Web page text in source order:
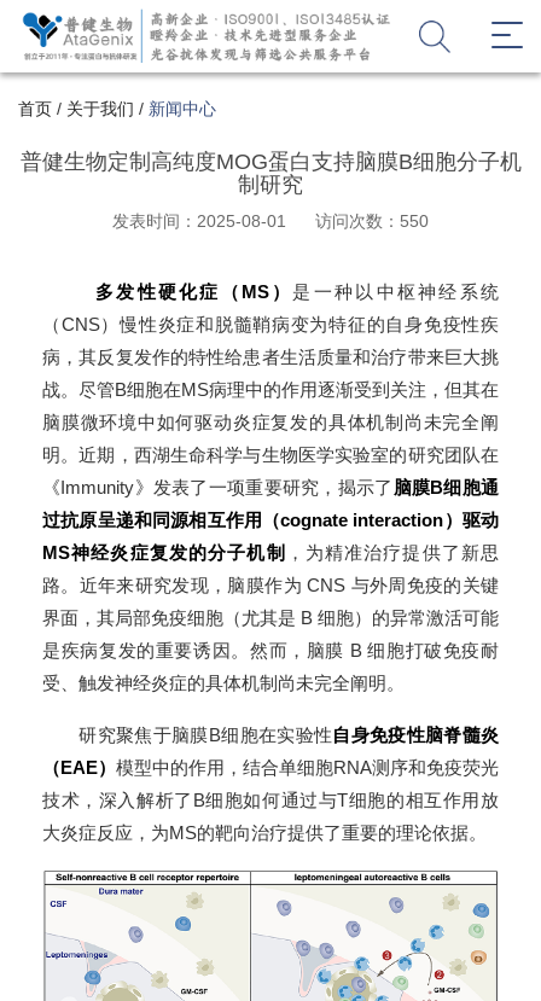
首页 / 关于我们 / 新闻中心
普健生物定制高纯度MOG蛋白支持脑膜B细胞分子机
制研究
发表时间：2025-08-01 访问次数：550
多发性硬化症（MS） 是一种以中枢神经系统
（CNS）慢性炎症和脱髓鞘病变为特征的自身免疫性疾
病，其反复发作的特性给患者生活质量和治疗带来巨大挑
战。尽管B细胞在MS病理中的作用逐渐受到关注，但其在
脑膜微环境中如何驱动炎症复发的具体机制尚未完全阐
明。近期，西湖生命科学与生物医学实验室的研究团队在
《Immunity》发表了一项重要研究，揭示了 脑膜B细胞通
过抗原呈递和同源相互作用（cognate interaction）驱动
MS神经炎症复发的分子机制 ，为精准治疗提供了新思
路。近年来研究发现，脑膜作为 CNS 与外周免疫的关键
界面，其局部免疫细胞（尤其是 B 细胞）的异常激活可能
是疾病复发的重要诱因。然而，脑膜 B 细胞打破免疫耐
受、触发神经炎症的具体机制尚未完全阐明。
研究聚焦于脑膜B细胞在实验性自身免疫性脑脊髓炎
（EAE） 模型中的作用，结合单细胞RNA测序和免疫荧光
技术，深入解析了B细胞如何通过与T细胞的相互作用放
大炎症反应，为MS的靶向治疗提供了重要的理论依据。